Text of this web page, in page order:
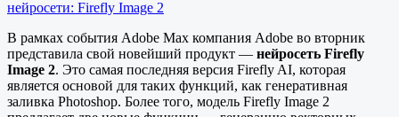
нейросети: Firefly Image 2
В рамках события Adobe Max компания Adobe во вторник
представила свой новейший продукт — нейросеть Firefly
Image 2. Это самая последняя версия Firefly AI, которая
является основой для таких функций, как генеративная
заливка Photoshop. Более того, модель Firefly Image 2